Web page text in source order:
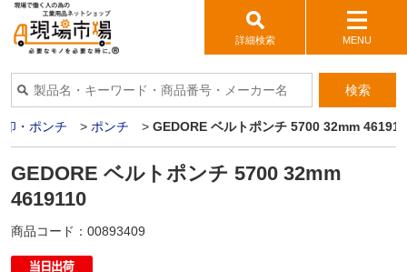
詳細検索 MENU
検索
・ポンチ > ポンチ > GEDORE ベルトポンチ 5700 32mm
GEDORE ベルトポンチ 5700 32mm
4619110
商品コード： 00893409